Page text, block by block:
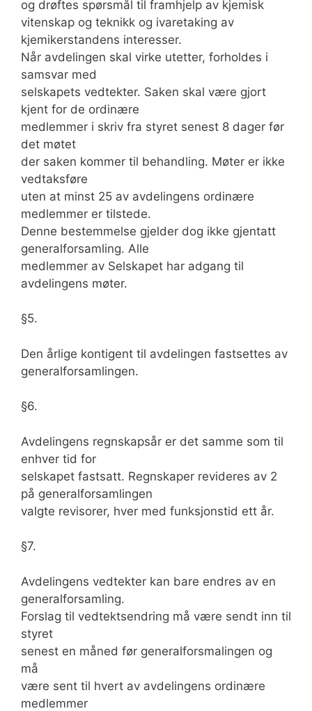
og drøftes spørsmål til framhjelp av kjemisk
vitenskap og teknikk og ivaretaking av
kjemikerstandens interesser.
Når avdelingen skal virke utetter, forholdes i
samsvar med
selskapets vedtekter. Saken skal være gjort
kjent for de ordinære
medlemmer i skriv fra styret senest 8 dager før
det møtet
der saken kommer til behandling. Møter er ikke
vedtaksføre
uten at minst 25 av avdelingens ordinære
medlemmer er tilstede.
Denne bestemmelse gjelder dog ikke gjentatt
generalforsamling. Alle
medlemmer av Selskapet har adgang til
avdelingens møter.
§5.
Den årlige kontigent til avdelingen fastsettes av
generalforsamlingen.
§6.
Avdelingens regnskapsår er det samme som til
enhver tid for
selskapet fastsatt. Regnskaper revideres av 2
på generalforsamlingen
valgte revisorer, hver med funksjonstid ett år.
§7.
Avdelingens vedtekter kan bare endres av en
generalforsamling.
Forslag til vedtektsendring må være sendt inn til
styret
senest en måned før generalforsmalingen og
må
være sent til hvert av avdelingens ordinære
medlemmer